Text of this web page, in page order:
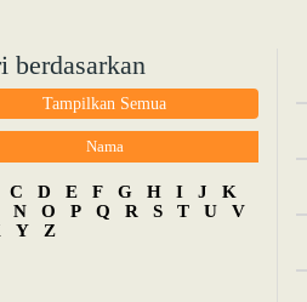
berdasarkan
Tampilkan Semua
Nama
C D E F G H I J
K
N O P Q R S T U
V
Y Z